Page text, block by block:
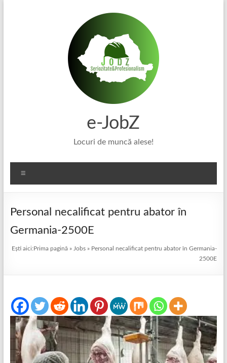
e-JobZ
Locuri de muncă alese!
Personal necalificat pentru abator în
Germania-2500E
Ești aici:Prima pagină » Jobs » Personal necalificat pentru abator în Germania-
2500E